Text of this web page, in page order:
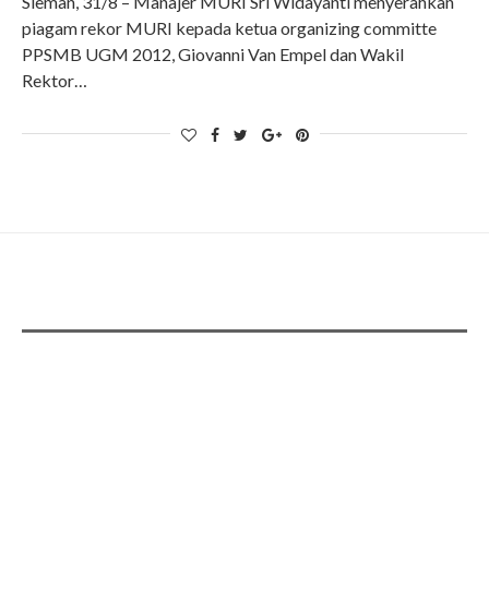
piagam rekor MURI kepada ketua organizing committe
PPSMB UGM 2012, Giovanni Van Empel dan Wakil
Rektor…